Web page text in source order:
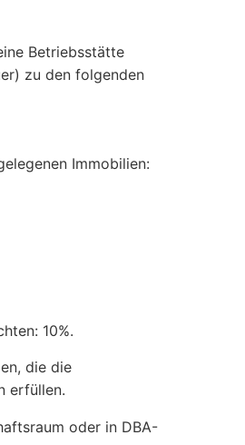
Betriebsstätte
zu den folgenden
Immobilien:
10%.
die die
erfüllen.
oder in DBA-